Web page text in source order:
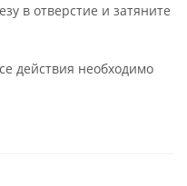
в отверстие и затяните
действия необходимо